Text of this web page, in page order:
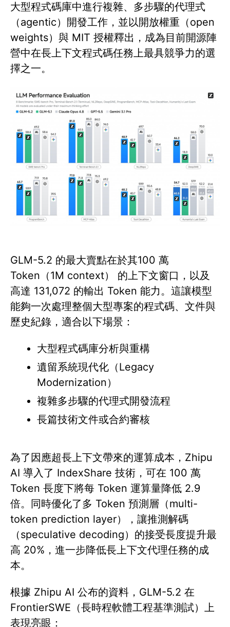
大型程式碼庫中進行複雜、多步驟的代理式
（agentic）開發工作，並以開放權重（open
weights）與 MIT 授權釋出，成為目前開源陣
營中在長上下文程式碼任務上最具競爭力的選
擇之一。
GLM-5.2 的最大賣點在於其100 萬
Token（1M context） 的上下文窗口，以及
高達 131,072 的輸出 Token 能力。這讓模型
能夠一次處理整個大型專案的程式碼、文件與
歷史紀錄，適合以下場景：
大型程式碼庫分析與重構
遺留系統現代化（Legacy
Modernization）
複雜多步驟的代理式開發流程
長篇技術文件或合約審核
為了因應超長上下文帶來的運算成本，Zhipu
AI 導入了 IndexShare 技術，可在 100 萬
Token 長度下將每 Token 運算量降低 2.9
倍。同時優化了多 Token 預測層（multi-
token prediction layer），讓推測解碼
（speculative decoding）的接受長度提升最
高 20%，進一步降低長上下文代理任務的成
本。
根據 Zhipu AI 公布的資料，GLM-5.2 在
FrontierSWE（長時程軟體工程基準測試）上
表現亮眼：